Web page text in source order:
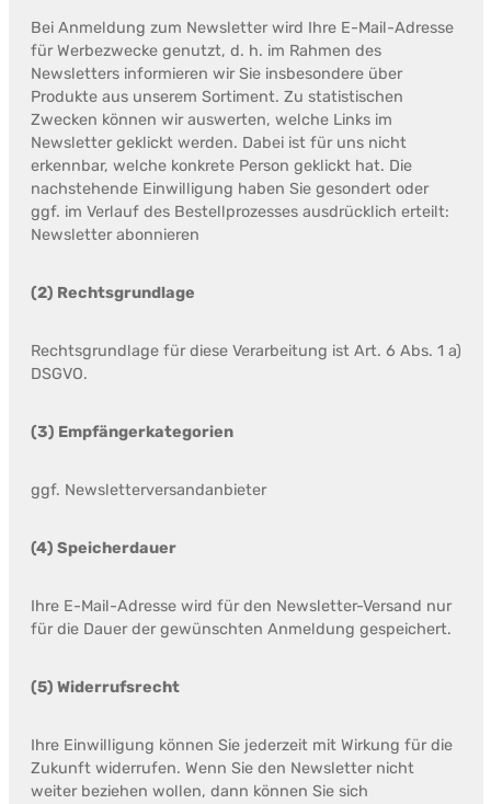
Bei Anmeldung zum Newsletter wird Ihre E-Mail-Adresse
für Werbezwecke genutzt, d. h. im Rahmen des
Newsletters informieren wir Sie insbesondere über
Produkte aus unserem Sortiment. Zu statistischen
Zwecken können wir auswerten, welche Links im
Newsletter geklickt werden. Dabei ist für uns nicht
erkennbar, welche konkrete Person geklickt hat. Die
nachstehende Einwilligung haben Sie gesondert oder
ggf. im Verlauf des Bestellprozesses ausdrücklich erteilt:
Newsletter abonnieren
(2) Rechtsgrundlage
Rechtsgrundlage für diese Verarbeitung ist Art. 6 Abs. 1 a)
DSGVO.
(3) Empfängerkategorien
ggf. Newsletterversandanbieter
(4) Speicherdauer
Ihre E-Mail-Adresse wird für den Newsletter-Versand nur
für die Dauer der gewünschten Anmeldung gespeichert.
(5) Widerrufsrecht
Ihre Einwilligung können Sie jederzeit mit Wirkung für die
Zukunft widerrufen. Wenn Sie den Newsletter nicht
weiter beziehen wollen, dann können Sie sich